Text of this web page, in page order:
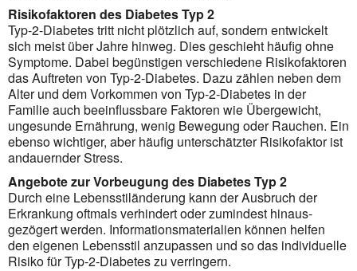
Risikofaktoren des Diabetes Typ 2
Typ-2-Diabetes tritt nicht plötzlich auf, sondern entwickelt
sich meist über Jahre hinweg. Dies geschieht häufig ohne
Symptome. Dabei begünstigen verschiedene Risiko­faktoren
das Auftreten von Typ-2-Diabetes. Dazu zählen neben dem
Alter und dem Vor­kommen von Typ-2-Diabetes in der
Familie auch be­einflussbare Faktoren wie Über­gewicht,
ungesunde Ernährung, wenig Bewegung oder Rauchen. Ein
ebenso wichtiger, aber häufig unterschätzter Risiko­faktor ist
andauernder Stress.
Angebote zur Vorbeugung des Diabetes Typ 2
Durch eine Lebensstiländerung kann der Ausbruch der
Erkrankung oftmals verhindert oder zumindest hinaus­
gezögert werden. Informations­materialien können helfen
den eigenen Lebens­stil anzupassen und so das individuelle
Risiko für Typ-2-Diabetes zu verringern.